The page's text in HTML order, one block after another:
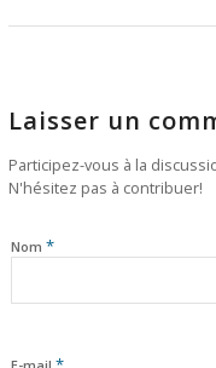
Laisser un
Participez-vous à la
N'hésitez pas à contribuer!
Nom *
E-mail